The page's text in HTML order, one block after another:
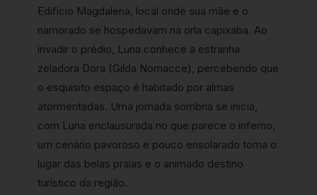
Edifício Magdalena, local onde sua mãe e o
namorado se hospedavam na orla capixaba. Ao
invadir o prédio, Luna conhece a estranha
zeladora Dora (Gilda Nomacce), percebendo que
o esquisito espaço é habitado por almas
atormentadas. Uma jornada sombria se inicia,
com Luna enclausurada no que parece o inferno,
um cenário pavoroso e pouco ensolarado toma o
lugar das belas praias e o animado destino
turístico da região.